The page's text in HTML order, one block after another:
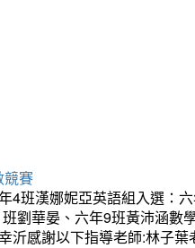
競賽
4班漢娜妮亞英語組入選：
劉華晏、六年9班黃沛涵
沂感謝以下指導老師:林子